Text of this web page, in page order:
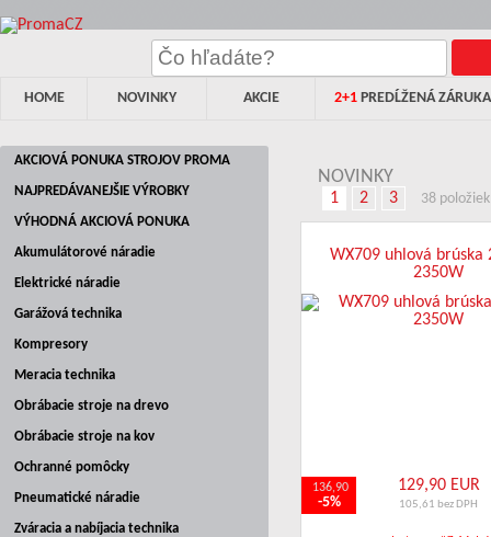
HOME NOVINKY AKCIE 2+1PREDĹŽENÁ ZÁRUKA
AKCIOVÁ PONUKA STROJOV PROMA
NAJPREDÁVANEJŠIE VÝROBKY
VÝHODNÁ AKCIOVÁ PONUKA
Akumulátorové náradie
Elektrické náradie
Garážová technika
Kompresory
Meracia technika
Obrábacie stroje na drevo
Obrábacie stroje na kov
Ochranné pomôcky
Pneumatické náradie
Zváracia a nabíjacia technika
NOVINKY
1 2 3 38 položiek
WX709 uhlová brúska
2350W
136,90
-5%
129,90 EUR
105,61 bez DPH